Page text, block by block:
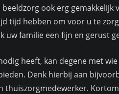
ook erg gemakkelijk
tijd hebben om voor u te
uw familie een fijn en gerust
heeft, kan degene met
Denk hierbij aan
thuiszorgmedewerker.